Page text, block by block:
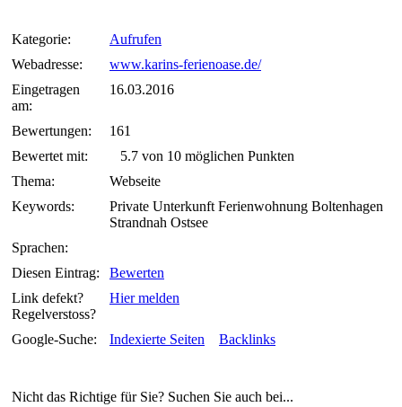
Kategorie:
Aufrufen
Webadresse:
www.karins-ferienoase.de/
Eingetragen
am:
16.03.2016
Bewertungen:
161
Bewertet mit:
5.7 von 10 möglichen Punkten
Thema:
Webseite
Keywords:
Private Unterkunft Ferienwohnung Boltenhagen
Strandnah Ostsee
Sprachen:
Diesen Eintrag:
Bewerten
Link defekt?
Regelverstoss?
Hier melden
Google-Suche: Indexierte Seiten Backlinks
Nicht das Richtige für Sie? Suchen Sie auch bei...